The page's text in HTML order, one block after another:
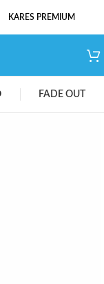
KARES PREMIUM
FADE OUT